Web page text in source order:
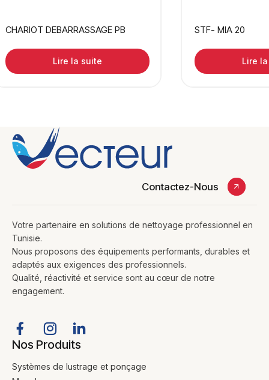
CHARIOT DEBARRASSAGE PB
Lire la suite
STF- MIA 20
Lire
Contactez-Nous
Votre partenaire en solutions de nettoyage professionnel en
Tunisie.
Nous proposons des équipements performants, durables et
adaptés aux exigences des professionnels.
Qualité, réactivité et service sont au cœur de notre
engagement.
Nos Produits
Systèmes de lustrage et ponçage